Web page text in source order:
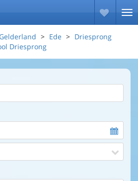
Gelderland Ede
Driesprong
Driesprong